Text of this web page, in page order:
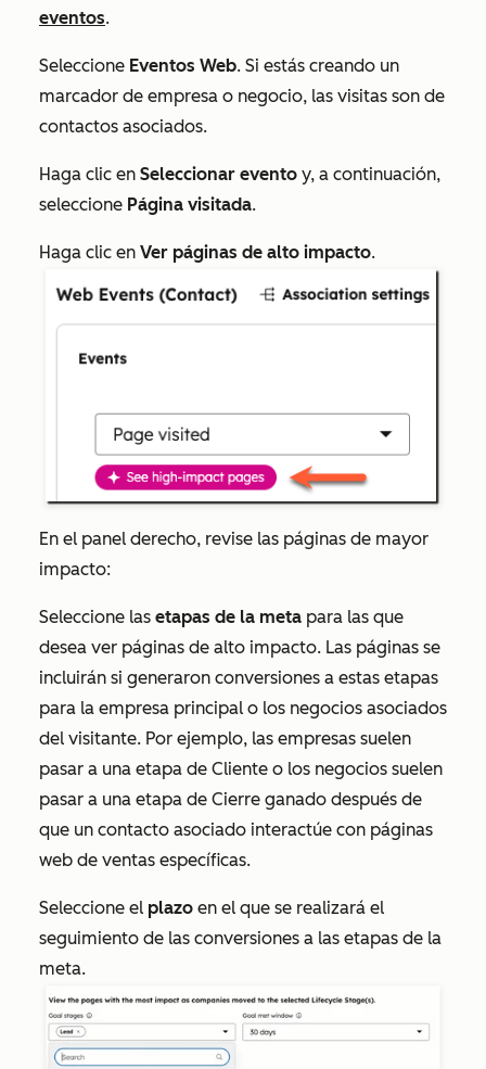
eventos.
Seleccione Eventos Web. Si estás creando un
marcador de empresa o negocio, las visitas son de
contactos asociados.
Haga clic en Seleccionar evento y, a continuación,
seleccione Página visitada.
Haga clic en Ver páginas de alto impacto.
En el panel derecho, revise las páginas de mayor
impacto:
Seleccione las etapas de la meta para las que
desea ver páginas de alto impacto. Las páginas se
incluirán si generaron conversiones a estas etapas
para la empresa principal o los negocios asociados
del visitante. Por ejemplo, las empresas suelen
pasar a una etapa de Cliente o los negocios suelen
pasar a una etapa de Cierre ganado después de
que un contacto asociado interactúe con páginas
web de ventas específicas.
Seleccione el plazo en el que se realizará el
seguimiento de las conversiones a las etapas de la
meta.